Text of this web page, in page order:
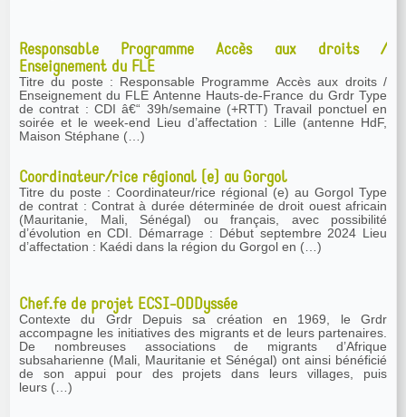
Responsable Programme Accès aux droits /
Enseignement du FLE
Titre du poste : Responsable Programme Accès aux droits /
Enseignement du FLE Antenne Hauts-de-France du Grdr Type
de contrat : CDI â€“ 39h/semaine (+RTT) Travail ponctuel en
soirée et le week-end Lieu d’affectation : Lille (antenne HdF,
Maison Stéphane (…)
Coordinateur/rice régional (e) au Gorgol
Titre du poste : Coordinateur/rice régional (e) au Gorgol Type
de contrat : Contrat à durée déterminée de droit ouest africain
(Mauritanie, Mali, Sénégal) ou français, avec possibilité
d’évolution en CDI. Démarrage : Début septembre 2024 Lieu
d’affectation : Kaédi dans la région du Gorgol en (…)
Chef.fe de projet ECSI-ODDyssée
Contexte du Grdr Depuis sa création en 1969, le Grdr
accompagne les initiatives des migrants et de leurs partenaires.
De nombreuses associations de migrants d’Afrique
subsaharienne (Mali, Mauritanie et Sénégal) ont ainsi bénéficié
de son appui pour des projets dans leurs villages, puis
leurs (…)